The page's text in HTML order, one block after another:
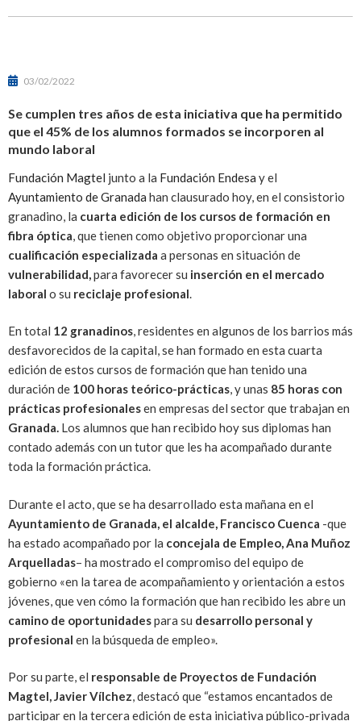
03/02/2022
Se cumplen tres años de esta iniciativa que ha permitido
que el 45% de los alumnos formados se incorporen al
mundo laboral
Fundación Magtel junto a la Fundación Endesa y el
Ayuntamiento de Granada han clausurado hoy, en el consistorio
granadino, la cuarta edición de los cursos de formación en
fibra óptica, que tienen como objetivo proporcionar una
cualificación especializada a personas en situación de
vulnerabilidad,para favorecer su inserción en el mercado
laboral o su reciclaje profesional.
En total 12 granadinos, residentes en algunos de los barrios más
desfavorecidos de la capital, se han formado en esta cuarta
edición de estos cursos de formación que han tenido una
duración de 100 horas teórico-prácticas, y unas 85 horas con
prácticas profesionalesen empresas del sector que trabajan en
Granada. Los alumnos que han recibido hoy sus diplomas han
contado además con un tutor que les ha acompañado durante
toda la formación práctica.
Durante el acto, que se ha desarrollado esta mañana en el
Ayuntamiento de Granada, el alcalde, Francisco Cuenca -que
ha estado acompañado por la concejala de Empleo, Ana Muñoz
Arquelladas– ha mostrado el compromiso del equipo de
gobierno «en la tarea de acompañamiento y orientación a estos
jóvenes, que ven cómo la formación que han recibido les abre un
camino de oportunidadespara su desarrollo personal y
profesional en la búsqueda de empleo».
Por su parte, el responsable de Proyectos de Fundación
Magtel, Javier Vílchez, destacó que “estamos encantados de
participar en la tercera edición de esta iniciativa público-privada